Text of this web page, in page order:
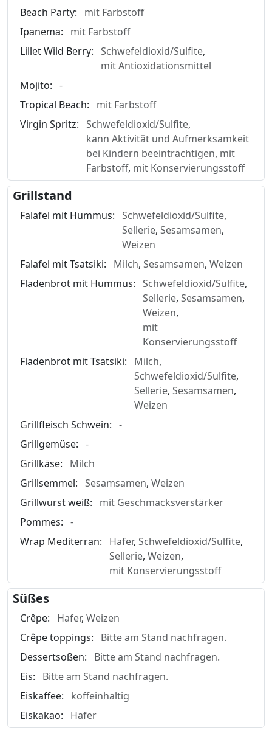
Beach Party:
mit Farbstoff
Ipanema:
mit Farbstoff
Lillet Wild Berry: Schwefeldioxid/Sulfite,
mit Antioxidationsmittel
Mojito: -
Tropical Beach:
mit Farbstoff
Virgin Spritz: Schwefeldioxid/Sulfite,
kann Aktivität und Aufmerksamkeit
bei Kindern beeinträchtigen, mit
Farbstoff, mit Konservierungsstoff
Grillstand
Falafel mit Hummus: Schwefeldioxid/Sulfite,
Sellerie, Sesamsamen,
Weizen
Falafel mit Tsatsiki:
Milch, Sesamsamen, Weizen
Fladenbrot mit Hummus: Schwefeldioxid/Sulfite,
Sellerie, Sesamsamen,
Weizen,
mit
Konservierungsstoff
Fladenbrot mit Tsatsiki:
Milch,
Schwefeldioxid/Sulfite,
Sellerie, Sesamsamen,
Weizen
Grillfleisch Schwein: -
Grillgemüse: -
Grillkäse:
Milch
Grillsemmel: Sesamsamen, Weizen
Grillwurst weiß:
mit Geschmacksverstärker
Pommes: -
Wrap Mediterran:
Hafer, Schwefeldioxid/Sulfite,
Sellerie, Weizen,
mit Konservierungsstoff
Süßes
Crêpe: Hafer, Weizen
Crêpe toppings:
Bitte am Stand nachfragen.
Dessertsoßen:
Bitte am Stand nachfragen.
Eis:
Bitte am Stand nachfragen.
Eiskaffee:
koffeinhaltig
Eiskakao:
Hafer